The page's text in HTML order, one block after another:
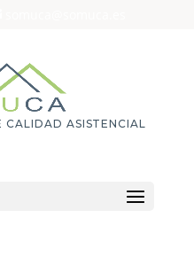
CALIDAD ASISTENCIAL